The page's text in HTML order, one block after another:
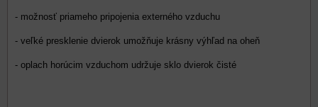
- možnosť priameho pripojenia externého vzduchu
- veľké presklenie dvierok umožňuje krásny výhľad na oheň
- oplach horúcim vzduchom udržuje sklo dvierok čisté